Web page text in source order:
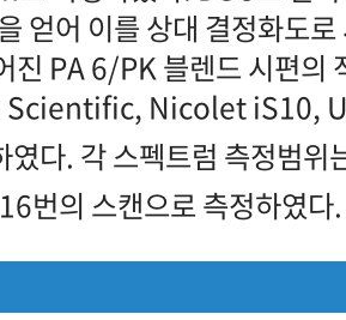
얻어 이를 상대 결정화도
진 PA 6/PK 블렌드 시편의
Nicolet iS10,
다. 각 스펙트럼 측정범
번의 스캔으로 측정하였다.